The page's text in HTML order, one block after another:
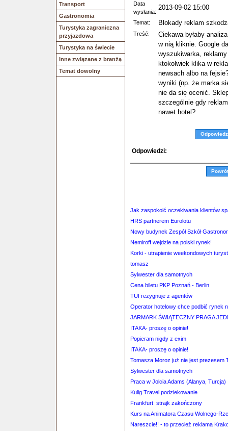
Transport
Gastronomia
Turystyka zagraniczna
przyjazdowa
Turystyka na świecie
Inne związane z branżą
Temat dowolny
Data
wysłania:
2013-09-02 15:00
Temat: Blokady reklam
Treść:
Ciekawa byłaby
w nią kliknie. Google
wyszukiwarka,
ktokolwiek klika w
newsach albo na
wyniki (np. że marka
nie da się ocenić.
szczególnie gdy
nawet hotel?
Odpowiedz
Odpowiedzi:
Jak zaspokoić oczekiwania klientów
HRS partnerem Eurolotu
Nowy budynek Zespół Szkół
Nemiroff wejdzie na polski rynek!
Korki - utrapienie weekondowych
tomasz
Sylwester dla samotnych
Cena biletu PKP Poznań - Berlin
TUI rezygnuje z agentów
Operator hotelowy chce podbić rynek
JARMARK ŚWIĄTECZNY PRAGA
ITAKA- proszę o opinie!
Popieram nigdy z exim
ITAKA- proszę o opinie!
Tomasza Moroz już nie jest prezesem
Sylwester dla samotnych
Praca w Jolcia Adams (Alanya, Turcja)
Kulig Travel podziekowanie
Frankfurt: strajk zakończony
Kurs na Animatora Czasu Wolnego-
Nareszcie!! - to przecież reklama